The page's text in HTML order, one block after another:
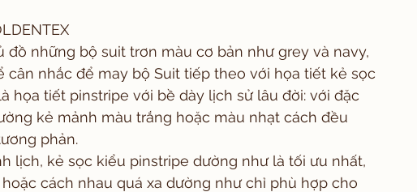
đồ những bộ suit trơn màu cơ bản như grey và navy,
cân nhắc để may bộ Suit tiếp theo với họa tiết kẻ sọc
họa tiết pinstripe với bề dày lịch sử lâu đời: với đặc
kẻ mảnh màu trắng hoặc màu nhạt cách đều
phản.
lịch, kẻ sọc kiểu pinstripe dường như là tối ưu nhất,
cách nhau quá xa dường như chỉ phù hợp cho